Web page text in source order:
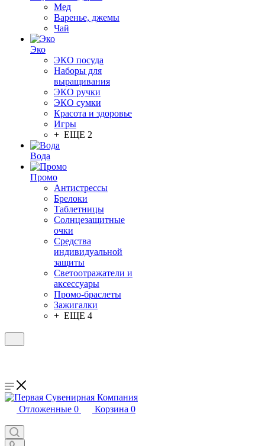
Мед
Варенье, джемы
Чай
Эко
ЭКО посуда
Наборы для
выращивания
ЭКО ручки
ЭКО сумки
Красота и здоровье
Игры
+ ЕЩЕ 2
Вода
Промо
Антистрессы
Брелоки
Таблетницы
Солнцезащитные
очки
Средства
индивидуальной
защиты
Светоотражатели и
аксессуары
Промо-браслеты
Зажигалки
+ ЕЩЕ 4
Отложенные 0 Корзина 0